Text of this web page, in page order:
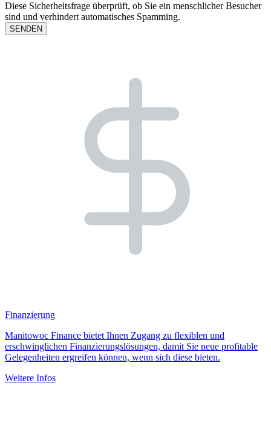
Diese Sicherheitsfrage überprüft, ob Sie ein menschlicher Besucher
sind und verhindert automatisches Spamming.
Finanzierung
Manitowoc Finance bietet Ihnen Zugang zu flexiblen und
erschwinglichen Finanzierungslösungen, damit Sie neue profitable
Gelegenheiten ergreifen können, wenn sich diese bieten.
Weitere Infos